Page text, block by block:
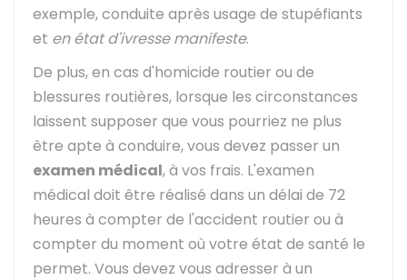
exemple, conduite après usage de stupéfiants
et en état d'ivresse manifeste.
De plus, en cas d'homicide routier ou de
blessures routières, lorsque les circonstances
laissent supposer que vous pourriez ne plus
être apte à conduire, vous devez passer un
examen médical, à vos frais. L'examen
médical doit être réalisé dans un délai de 72
heures à compter de l'accident routier ou à
compter du moment où votre état de santé le
permet. Vous devez vous adresser à un